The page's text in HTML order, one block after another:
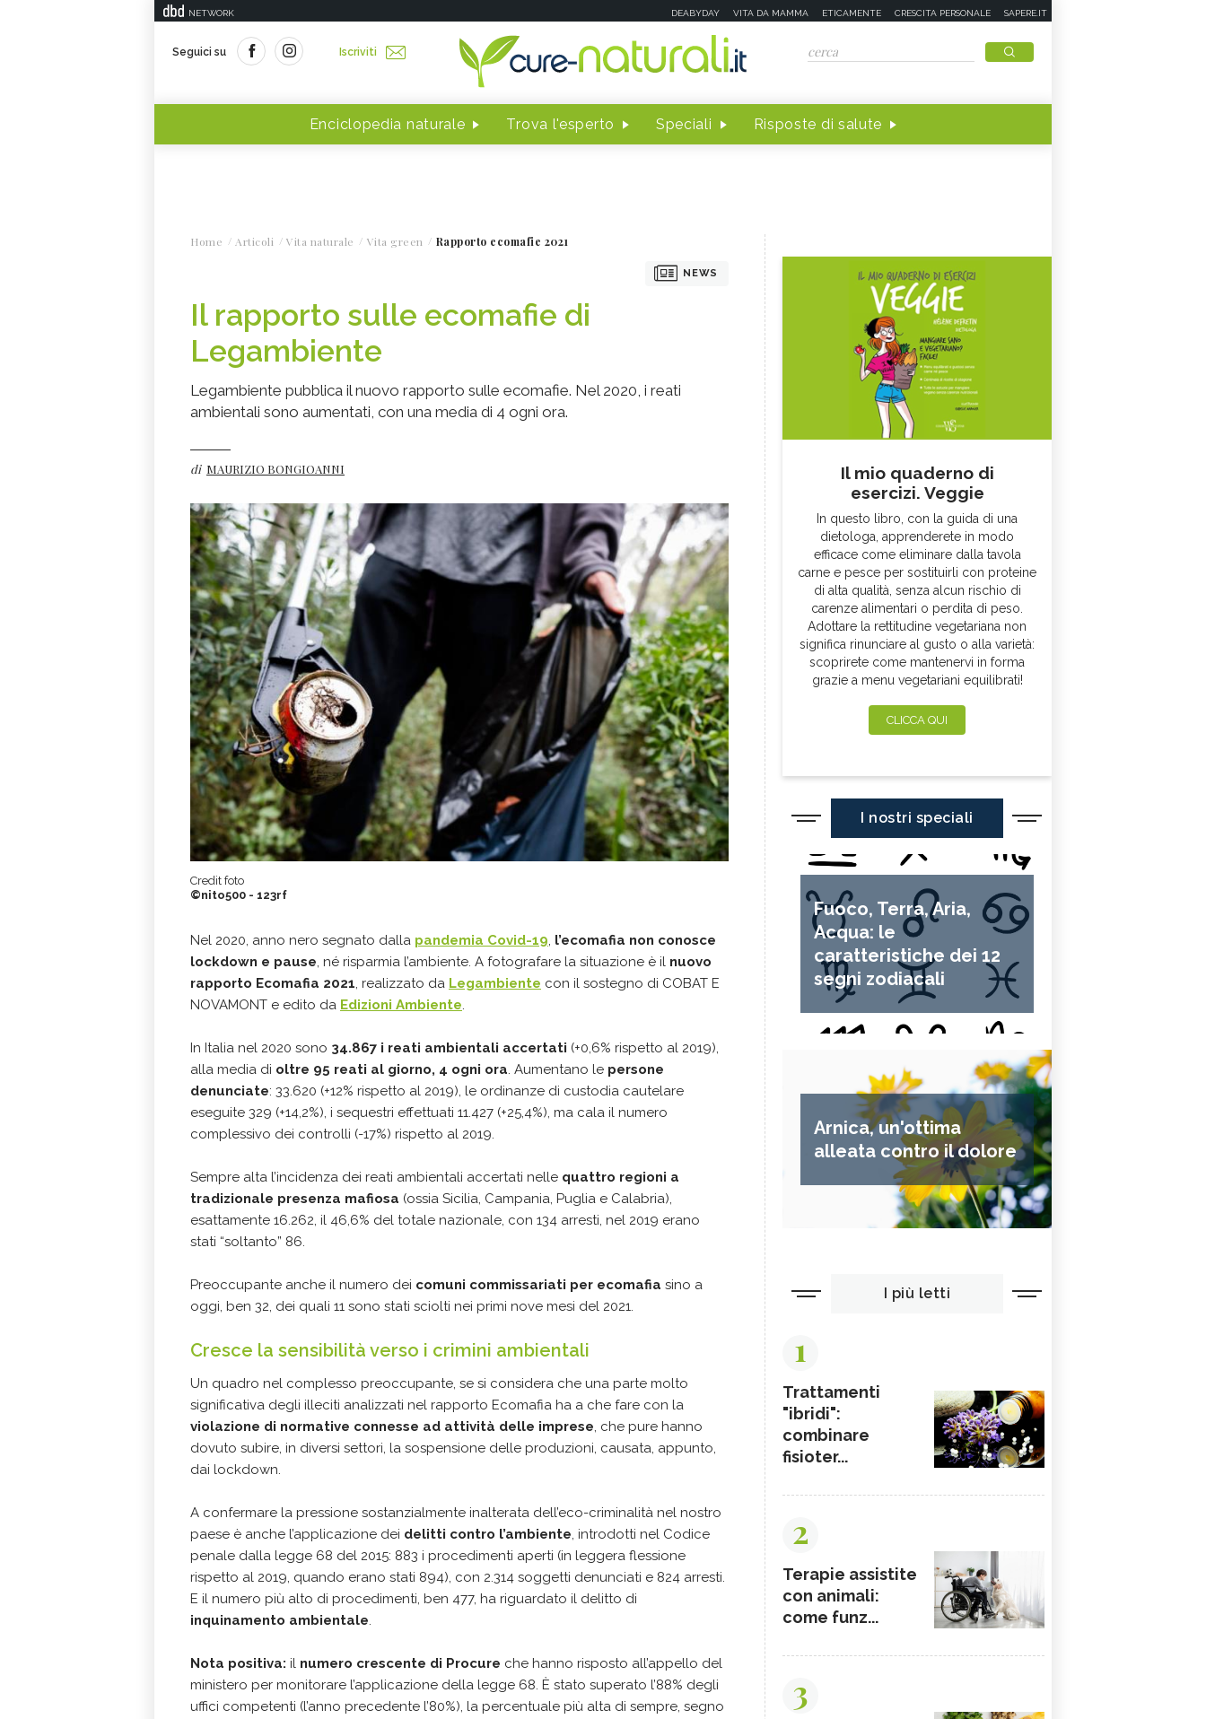
NETWORK DEABYDAY VITA DA MAMMA ETICAMENTE CRESCITA PERSONALE SAPERE.IT
Seguici su Iscriviti
Enciclopedia naturale Trova l'esperto Speciali Risposte di salute
Home Articoli Vita naturale Vita green Rapporto ecomafie 2021
NEWS
Il rapporto sulle ecomafie di
Legambiente
Legambiente pubblica il nuovo rapporto sulle ecomafie. Nel 2020, i reati
ambientali sono aumentati, con una media di 4 ogni ora.
di MAURIZIO BONGIOANNI
Credit foto
©nito500 - 123rf
Nel 2020, anno nero segnato dalla pandemia Covid-19, l’ecomafia non conosce
lockdown e pause, né risparmia l’ambiente. A fotografare la situazione è il nuovo
rapporto Ecomafia 2021, realizzato da Legambiente con il sostegno di COBAT E
NOVAMONT e edito da Edizioni Ambiente.
In Italia nel 2020 sono 34.867 i reati ambientali accertati (+0,6% rispetto al 2019),
alla media di oltre 95 reati al giorno, 4 ogni ora. Aumentano le persone
denunciate: 33.620 (+12% rispetto al 2019), le ordinanze di custodia cautelare
eseguite 329 (+14,2%), i sequestri effettuati 11.427 (+25,4%), ma cala il numero
complessivo dei controlli (-17%) rispetto al 2019.
Sempre alta l’incidenza dei reati ambientali accertati nelle quattro regioni a
tradizionale presenza mafiosa (ossia Sicilia, Campania, Puglia e Calabria),
esattamente 16.262, il 46,6% del totale nazionale, con 134 arresti, nel 2019 erano
stati “soltanto” 86.
Preoccupante anche il numero dei comuni commissariati per ecomafia sino a
oggi, ben 32, dei quali 11 sono stati sciolti nei primi nove mesi del 2021.
Cresce la sensibilità verso i crimini ambientali
Un quadro nel complesso preoccupante, se si considera che una parte molto
significativa degli illeciti analizzati nel rapporto Ecomafia ha a che fare con la
violazione di normative connesse ad attività delle imprese, che pure hanno
dovuto subire, in diversi settori, la sospensione delle produzioni, causata, appunto,
dai lockdown.
A confermare la pressione sostanzialmente inalterata dell’eco-criminalità nel nostro
paese è anche l’applicazione dei delitti contro l’ambiente, introdotti nel Codice
penale dalla legge 68 del 2015: 883 i procedimenti aperti (in leggera flessione
rispetto al 2019, quando erano stati 894), con 2.314 soggetti denunciati e 824 arresti.
E il numero più alto di procedimenti, ben 477, ha riguardato il delitto di
inquinamento ambientale.
Nota positiva: il numero crescente di Procure che hanno risposto all’appello del
ministero per monitorare l’applicazione della legge 68. È stato superato l’88% degli
uffici competenti (l’anno precedente l’80%), la percentuale più alta di sempre, segno
Il mio quaderno di
esercizi. Veggie
In questo libro, con la guida di una
dietologa, apprenderete in modo
efficace come eliminare dalla tavola
carne e pesce per sostituirli con proteine
di alta qualità, senza alcun rischio di
carenze alimentari o perdita di peso.
Adottare la rettitudine vegetariana non
significa rinunciare al gusto o alla varietà:
scoprirete come mantenervi in forma
grazie a menu vegetariani equilibrati!
CLICCA QUI
I nostri speciali
Fuoco, Terra, Aria,
Acqua: le
caratteristiche dei 12
segni zodiacali
Arnica, un'ottima
alleata contro il dolore
I più letti
1
Trattamenti
"ibridi":
combinare
fisioter...
2
Terapie assistite
con animali:
come funz...
3